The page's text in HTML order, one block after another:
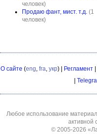
человек)
Продаю фант, мист. т.д. (1
человек)
О сайте (eng, fra, укр) | Регламент|
Любое использование
активной
© 2005-2026